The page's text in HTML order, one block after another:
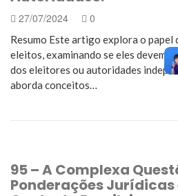
27/07/2024 0
Resumo Este artigo explora o papel
eleitos, examinando se eles devem
dos eleitores ou autoridades
aborda conceitos…
95 – A Complexa
Ponderações Jurídicas